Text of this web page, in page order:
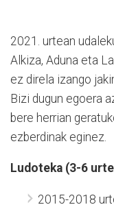
2021. urtean
Alkiza, Aduna eta
ez direla izango
Bizi dugun egoera
bere herrian
ezberdinak eginez.
Ludoteka (3-6
2015-2018